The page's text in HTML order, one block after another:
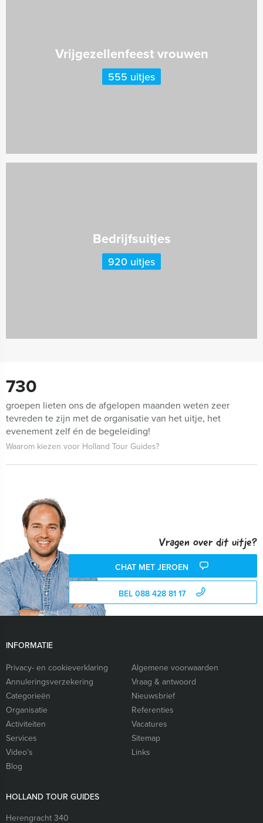
Vrijgezellenfeest vrouwen
555 uitjes
Bedrijfsuitjes
920 uitjes
730
groepen lieten ons de afgelopen maanden weten zeer
tevreden te zijn met de organisatie van het uitje, het
evenement zelf én de begeleiding!
Waarom kiezen voor Holland Tour Guides?
Vragen over dit uitje?
CHAT MET JEROEN
BEL 088 428 81 17
INFORMATIE
Privacy- en cookieverklaring
Algemene voorwaarden
Annuleringsverzekering
Vraag & antwoord
Categorieën
Nieuwsbrief
Organisatie
Referenties
Activiteiten
Vacatures
Services
Sitemap
Video’s
Links
Blog
HOLLAND TOUR GUIDES
Herengracht 340